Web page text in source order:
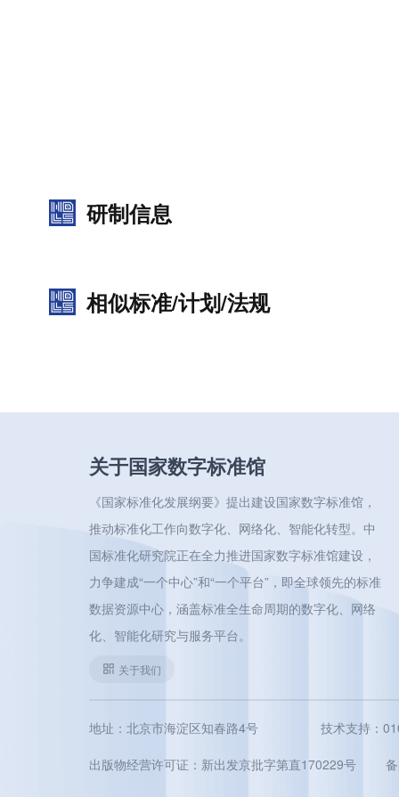
研制信息
相似标准/计划/法规
关于国家数字标准馆
《国家标准化发展纲要》提出建设国家数字标准馆，
推动标准化工作向数字化、网络化、智能化转型。中
国标准化研究院正在全力推进国家数字标准馆建设，
力争建成“一个中心”和“一个平台”，即全球领先的标准
数据资源中心，涵盖标准全生命周期的数字化、网络
化、智能化研究与服务平台。
关于我们
地址：北京市海淀区知春路4号 技术支持：
出版物经营许可证：新出发京批字第直170229号